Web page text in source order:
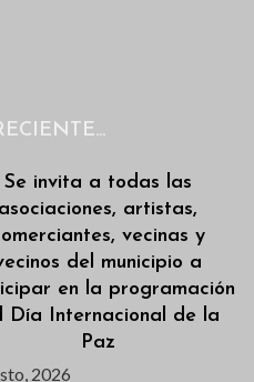
Se invita a todas las
asociaciones, artistas,
vecinas y
del municipio a
en la programación
Día Internacional de la
Paz
2026